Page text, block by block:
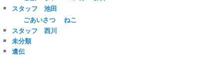
スタッフ 池田
ごあいさつ
ねこ
スタッフ 西川
未分類
遺伝